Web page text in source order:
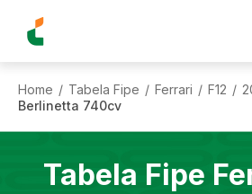
Home / Tabela Fipe / Ferrari / F12 /
Berlinetta 740cv
Tabela Fipe